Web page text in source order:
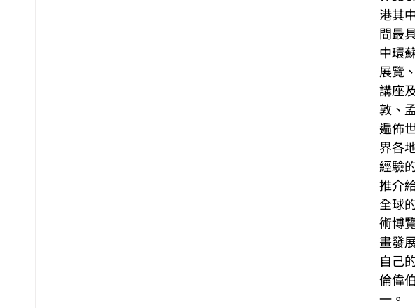
港其
間最
中環
展覽、
講座
敦、
遍佈
界各
經驗
推介
全球
術博
畫發
自己
倫偉
一。